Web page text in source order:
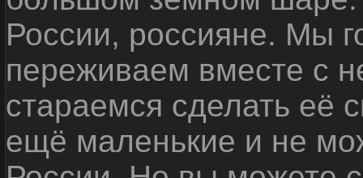
России, россияне. Мы
переживаем вместе с
стараемся сделать её
ещё маленькие и не